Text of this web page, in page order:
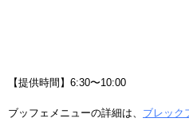
【提供時間】6:30〜10:00
ブッフェメニューの詳細は、 ブレック